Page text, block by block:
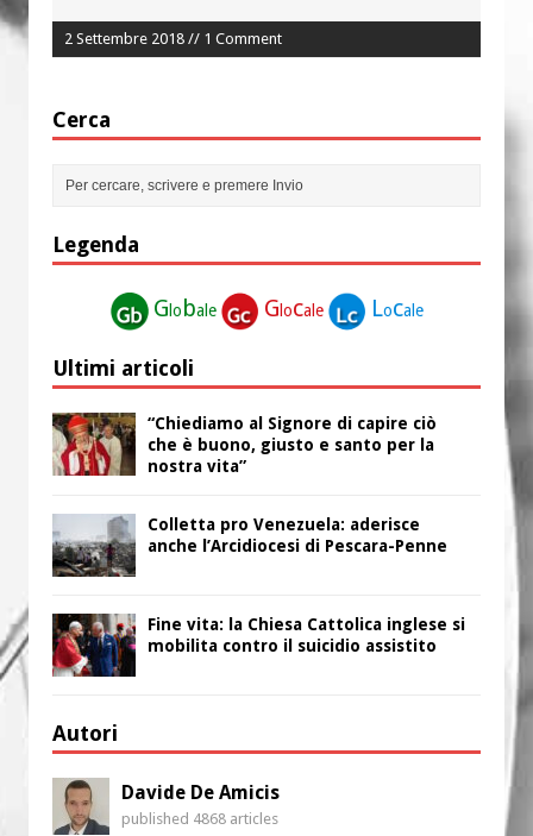
2 Settembre 2018 // 1 Comment
Cerca
Legenda
Globale Glocale Locale
Ultimi articoli
“Chiediamo al Signore di capire ciò
che è buono, giusto e santo per la
nostra vita”
Colletta pro Venezuela: aderisce
anche l’Arcidiocesi di Pescara-Penne
Fine vita: la Chiesa Cattolica inglese si
mobilita contro il suicidio assistito
Autori
Davide De Amicis
published 4868 articles